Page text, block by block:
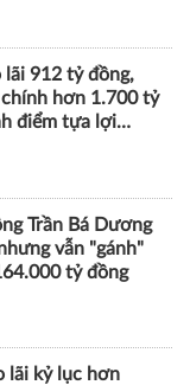
lãi 912 tỷ đồng,
hơn 1.700 tỷ
điểm tựa lợi
Trần Bá Dương
vẫn "gánh"
tỷ đồng
lãi kỷ lục hơn